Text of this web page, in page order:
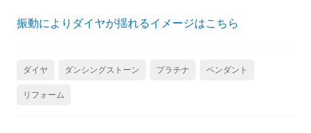
振動によりダイヤが揺れるイメージはこちら
ダイヤ ダンシングストーン プラチナ ペンダント
リフォーム